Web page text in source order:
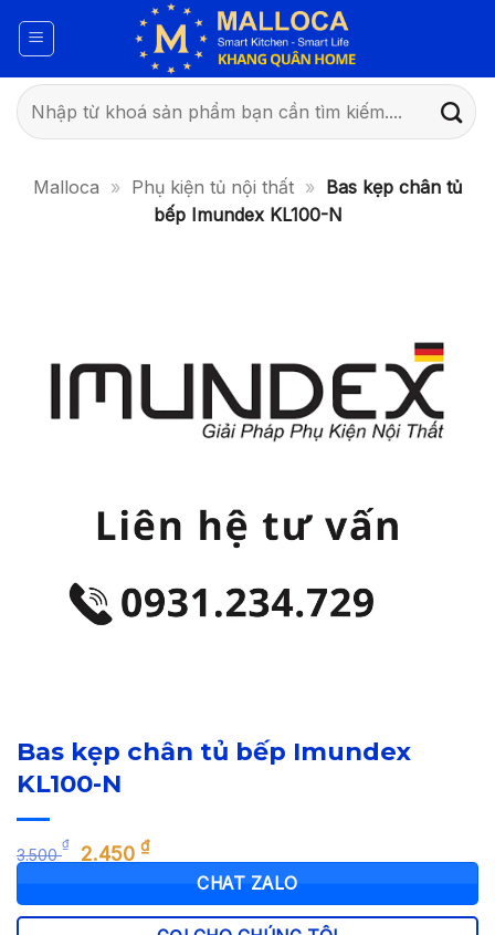
qua
dung
Tìm
kiếm:
Malloca » Phụ kiện tủ nội thất »
Bas kẹp chân tủ
bếp Imundex KL100-N
Bas kẹp chân tủ bếp Imundex
KL100-N
3.500
₫
Giá
gốc
là:
2.450₫Giá
hiện
tại
CHAT ZALO